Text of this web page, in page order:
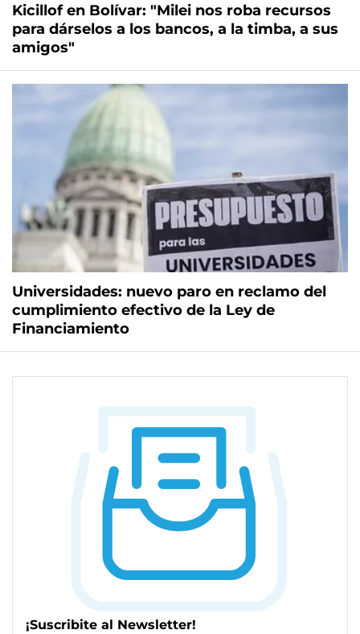
Kicillof en Bolívar: "Milei nos roba recursos
para dárselos a los bancos, a la timba, a sus
amigos"
Universidades: nuevo paro en reclamo del
cumplimiento efectivo de la Ley de
Financiamiento
¡Suscribite al Newsletter!